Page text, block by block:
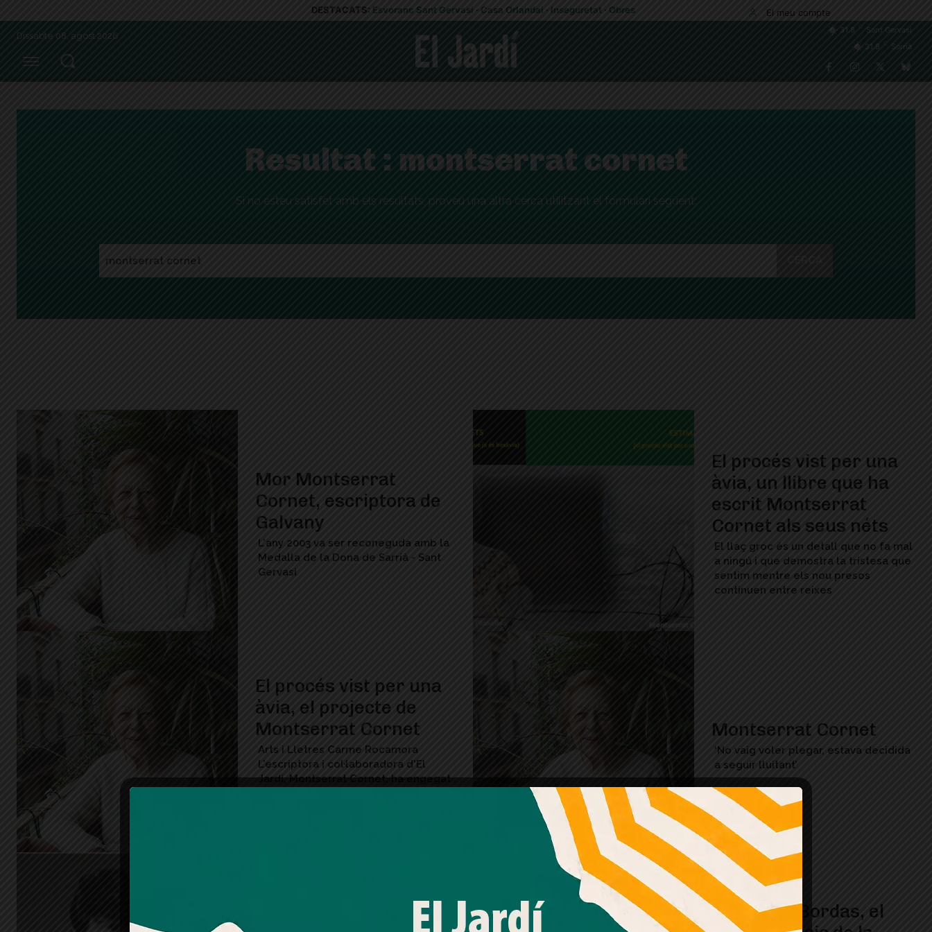
DESTACATS: Esvoranc Sant Gervasi · Casa Orlandai · Inseguretat · Obres El meu compte
Dissabte 08, agost 2026
31.8
Sant Gervasi
31.8
Sarrià
Resultat : montserrat cornet
Si no esteu satisfet amb els resultats, proveu una altra cerca utilitzant el formulari següent:
Mor Montserrat
Cornet, escriptora de
Galvany
L'any 2003 va ser reconeguda amb la
Medalla de la Dona de Sarrià - Sant
Gervasi
El procés vist per una
àvia, un llibre que ha
escrit Montserrat
Cornet als seus néts
El llaç groc és un detall que no fa mal
a ningú i que demostra la tristesa que
sentim mentre els nou presos
continuen entre reixes
El procés vist per una
àvia, el projecte de
Montserrat Cornet
Arts i Lletres Carme Rocamora
L'escriptora i col·laboradora d'El
Jardí, Montserrat Cornet, ha engegat
Montserrat Cornet
‘No vaig voler plegar, estava decidida
a seguir lluitant’
Mor Oriol Bordas, el
Amb el seu acord, nosaltres fem servir galetes o
tecnologies similars per emmagatzemar, accedir i
processar dades personals com la seva visita a aquest lloc
processament de dades basat en interessos legítims en
qualsevol moment fent clic a "Ajustos de cookies" o a la
nostra Política de privacitat en aquest lloc web. Si cliques